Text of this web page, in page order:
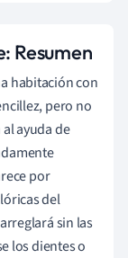
Resumen
habitación con
pero no
ayuda de
por
del
sin las
los dientes o